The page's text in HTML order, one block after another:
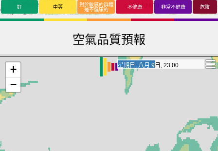
好 中等 對於敏感的群體
是不健康的 不健康 非常不健康 危險
空氣品質預報
星期一, 八月 10日, 17:00
星期一, 八月 10日, 17:00
+
−